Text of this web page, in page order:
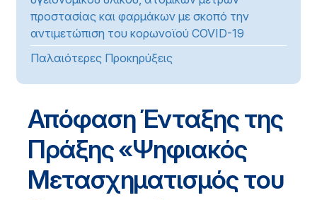
προστασίας και φαρμάκων με σκοπό την
αντιμετώπιση του κορωνοϊού COVID-19
Παλαιότερες Προκηρύξεις
Απόφαση Ένταξης της
Πράξης «Ψηφιακός
Μετασχηματισμός του